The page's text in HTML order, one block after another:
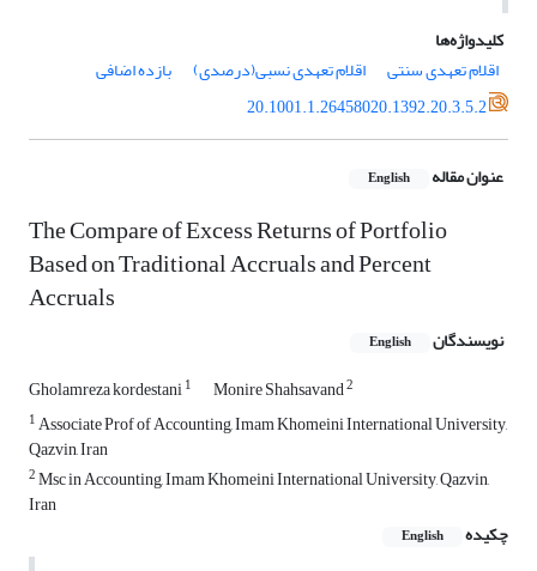
کلیدواژه‌ها
اقلام تعهدی سنتی
اقلام تعهدی نسبی(درصدی)
بازده اضافی
20.1001.1.26458020.1392.20.3.5.2
عنوان مقاله English
The Compare of Excess Returns of Portfolio
Based on Traditional Accruals and Percent
Accruals
نویسندگان English
Gholamreza kordestani1 Monire Shahsavand2
1Associate Prof of Accounting, Imam Khomeini International University,
Qazvin, Iran
2Msc in Accounting, Imam Khomeini International University, Qazvin,
Iran
چکیده
English